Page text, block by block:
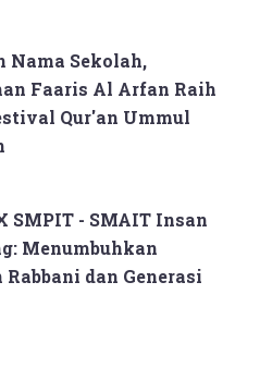
Nama Sekolah,
Faaris Al Arfan Raih
Qur'an Ummul
SMPIT - SMAIT Insan
Menumbuhkan
dan Generasi